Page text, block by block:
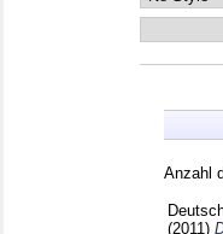
Anzahl
(2011)